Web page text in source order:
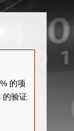
的项
的验证